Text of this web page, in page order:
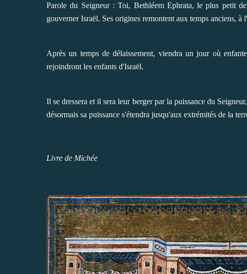
Parole du Seigneur : Toi, Bethléem Ephrata, le plus petit
gouverner Israël. Ses origines remontent aux temps anciens, à
Après un temps de délaissement, viendra un jour où
rejoindront les enfants d'Israël.
Il se dressera et il sera leur berger par la puissance du
désormais sa puissance s'étendra jusqu'aux extrémités de la
Livre de Michée